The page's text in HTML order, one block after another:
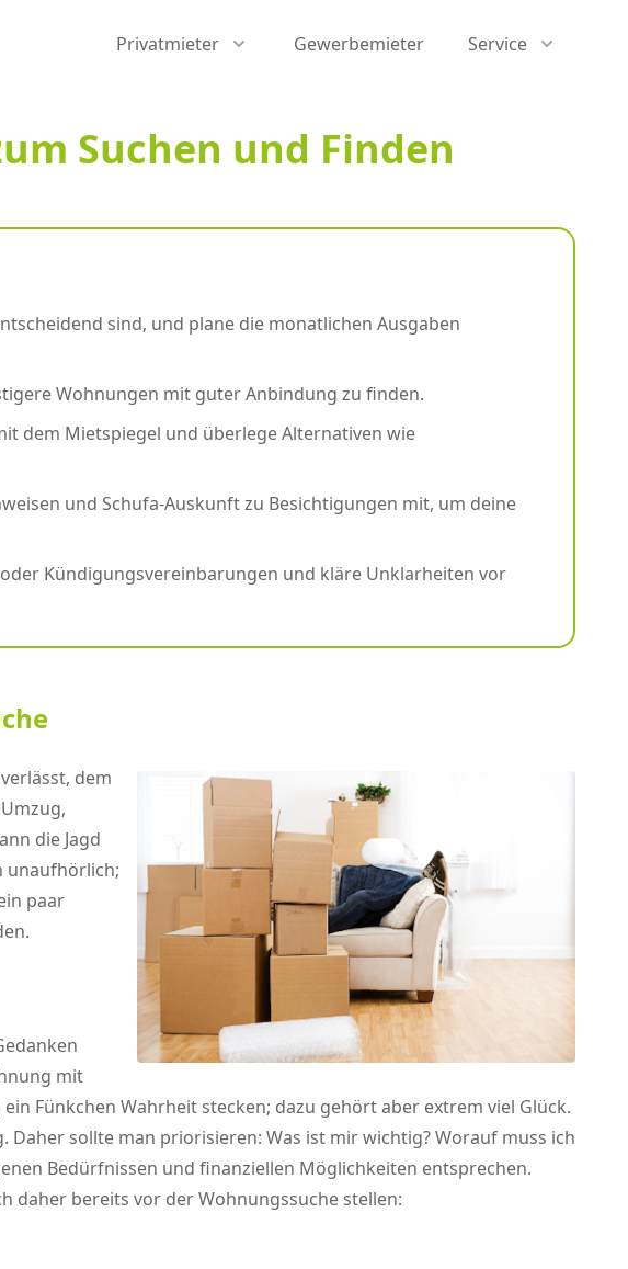
Privatmieter Gewerbemieter Service
Suchen und Finden
sind, und plane die monatlichen Ausgaben
Wohnungen mit guter Anbindung zu finden.
dem Mietspiegel und überlege Alternativen wie
und Schufa-Auskunft zu Besichtigungen mit, um deine
Kündigungsvereinbarungen und kläre Unklarheiten vor
dem
die Jagd
unaufhörlich;
paar
mit
Fünkchen Wahrheit stecken; dazu gehört aber extrem viel Glück.
sollte man priorisieren: Was ist mir wichtig? Worauf muss ich
Bedürfnissen und finanziellen Möglichkeiten entsprechen.
daher bereits vor der Wohnungssuche stellen: